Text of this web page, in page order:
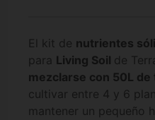
El kit de nutrientes
para Living Soil de
mezclarse con 50L de
cultivar entre 4 y 6
mantener un pequeño